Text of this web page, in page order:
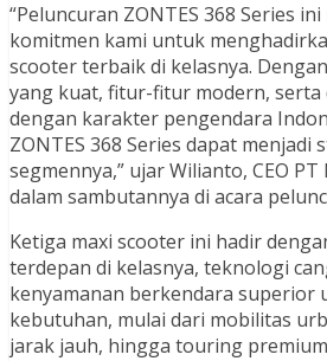
“Peluncuran ZONTES 368 Series
komitmen kami untuk
scooter terbaik di kelasnya.
yang kuat, fitur-fitur modern, serta
dengan karakter pengendara
ZONTES 368 Series dapat menjadi
segmennya,” ujar Wilianto, CEO
dalam sambutannya di acara
Ketiga maxi scooter ini hadir
terdepan di kelasnya, teknologi
kenyamanan berkendara superior
kebutuhan, mulai dari mobilitas
jarak jauh, hingga touring